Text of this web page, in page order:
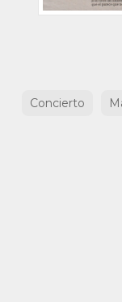
Concierto